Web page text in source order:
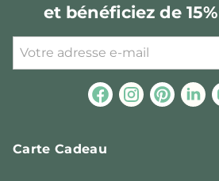
et bénéficiez de
Carte Cadeau